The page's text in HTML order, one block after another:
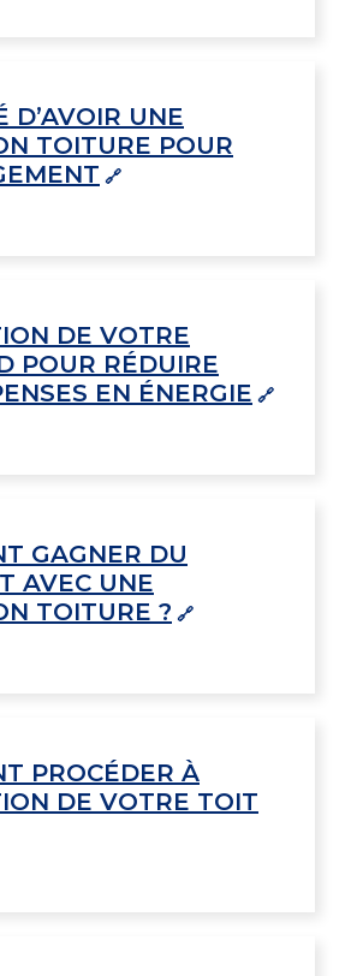
D’AVOIR UNE
TOITURE POUR
DE VOTRE
POUR RÉDUIRE
EN ÉNERGIE
GAGNER DU
AVEC UNE
TOITURE ?
PROCÉDER À
DE VOTRE TOIT